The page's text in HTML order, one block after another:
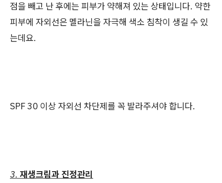
점을 빼고 난 후에는 피부가 약해져 있는 상태입니다. 약한
피부에 자외선은 멜라닌을 자극해 색소 침착이 생길 수 있
는데요.
SPF 30 이상 자외선 차단제를 꼭 발라주셔야 합니다.
3. 재생크림과 진정관리